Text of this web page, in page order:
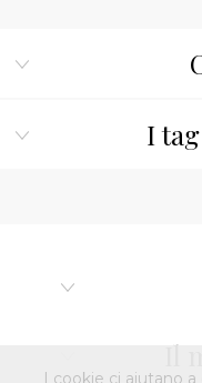
I
Il
I cookie ci aiutano